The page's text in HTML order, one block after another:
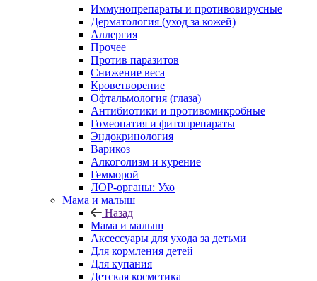
Иммунопрепараты и противовирусные
Дерматология (уход за кожей)
Аллергия
Прочее
Против паразитов
Снижение веса
Кроветворение
Офтальмология (глаза)
Антибиотики и противомикробные
Гомеопатия и фитопрепараты
Эндокринология
Варикоз
Алкоголизм и курение
Гемморой
ЛОР-органы: Ухо
Мама и малыш
Назад
Мама и малыш
Аксессуары для ухода за детьми
Для кормления детей
Для купания
Детская косметика